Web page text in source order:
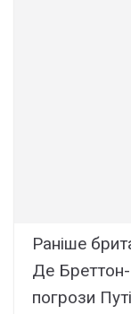
Раніше
Де Бреттон-
погрози